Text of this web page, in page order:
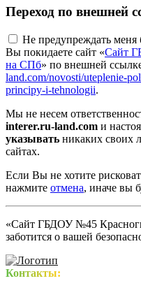
Переход по внешней
Не предупреждать меня
Вы покидаете сайт «Сайт
на СПб» по внешней
land.com/novosti/uteplenie-
principy-i-tehnologii.
Мы не несем
interer.ru-land.com и
указывать никаких своих
сайтах.
Если Вы не хотите
нажмите отмена, иначе вы
«Сайт ГБДОУ №45
заботится о вашей
Контакты: